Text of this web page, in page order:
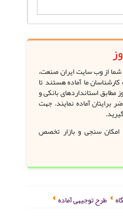
از وب سایت ایران صنعت،
ما آماده هستند تا
استانداردهای بانکی و
برایتان آماده نمایند. جهت
امکان سنجی و بازار تخصص
طرح توجیهی آماده